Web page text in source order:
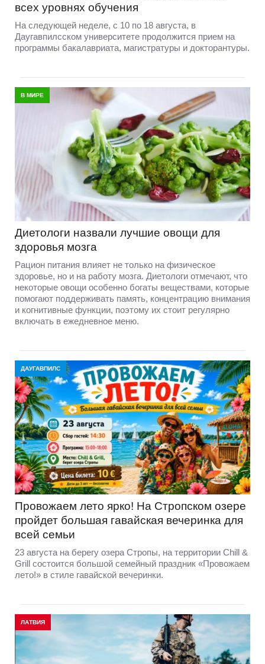
всех уровнях обучения
На следующей неделе, с 10 по 18 августа, в
Даугавпилсском университете продолжится прием на
программы бакалавриата, магистратуры и докторантуры.
В МИРЕ
Диетологи назвали лучшие овощи для
здоровья мозга
Рацион питания влияет не только на физическое
здоровье, но и на работу мозга. Диетологи отмечают, что
некоторые овощи особенно богаты веществами, которые
помогают поддерживать память, концентрацию внимания
и когнитивные функции, поэтому их стоит регулярно
включать в ежедневное меню.
ДАУГАВПИЛС
Провожаем лето ярко! На Стропском озере
пройдет большая гавайская вечеринка для
всей семьи
23 августа на берегу озера Стропы, на территории Chill &
Grill состоится большой семейный праздник «Провожаем
лето!» в стиле гавайской вечеринки.
ЛАТВИЯ